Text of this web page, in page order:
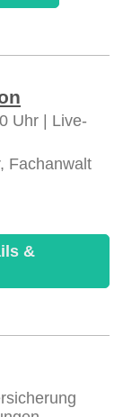
Uhr | Live-
Fachanwalt
&